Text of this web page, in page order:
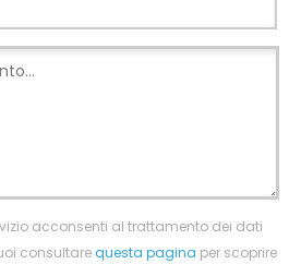
acconsenti al trattamento dei dati
consultarequesta pagina per scoprire